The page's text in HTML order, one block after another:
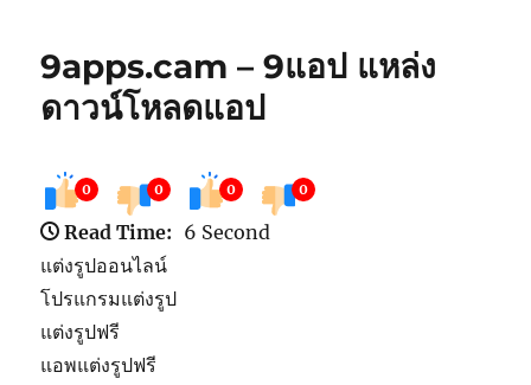
9apps.cam – 9แอป แหล่ง
ดาวน์โหลดแอป
0 0 0 0
Read Time: 6 Second
แต่งรูปออนไลน์
โปรแกรมแต่งรูป
แต่งรูปฟรี
แอพแต่งรูปฟรี